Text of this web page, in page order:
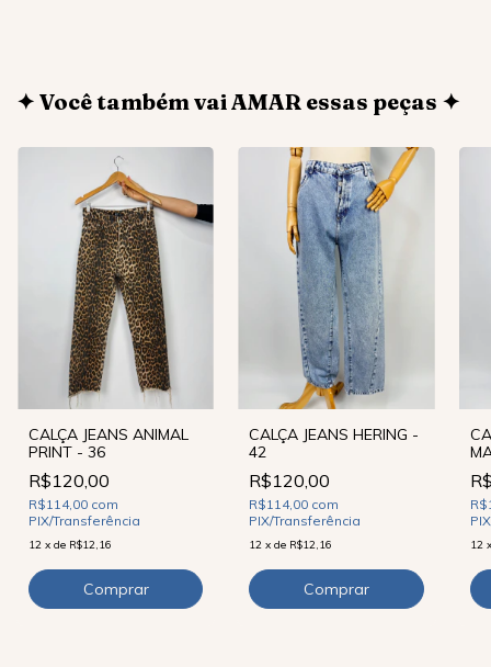
✦ Você também vai AMAR essas peças ✦
CALÇA JEANS ANIMAL
PRINT - 36
R$120,00
R$114,00 com
PIX/Transferência
12 x de R$12,16
CALÇA JEANS HERING -
42
R$120,00
R$114,00 com
PIX/Transferência
12 xde R$12,16 12